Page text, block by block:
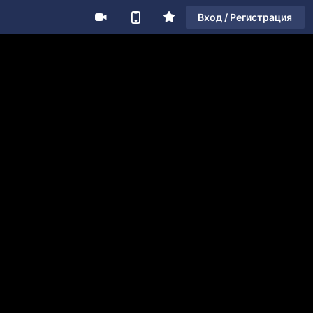
Вход / Регистрация